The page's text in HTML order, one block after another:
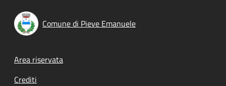
Comune di Pieve Emanuele
Footer menu
Area riservata
Crediti